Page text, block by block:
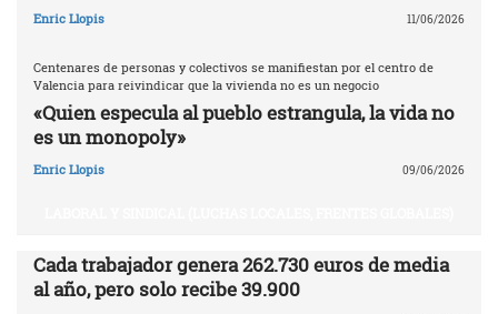
Enric Llopis 11/06/2026
Centenares de personas y colectivos se manifiestan por el centro de
Valencia para reivindicar que la vivienda no es un negocio
«Quien especula al pueblo estrangula, la vida no
es un monopoly»
Enric Llopis 09/06/2026
Cada trabajador genera 262.730 euros de media
al año, pero solo recibe 39.900